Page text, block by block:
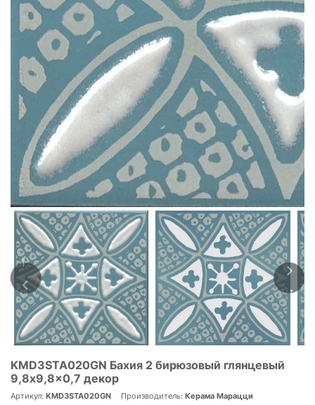
KMD3STA020GN Бахия 2 бирюзовый глянцевый
9,8x9,8x0,7 декор
Артикул: KMD3STA020GN Производитель: Керама Марацци